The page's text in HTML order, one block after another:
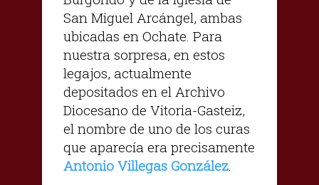
San Miguel Arcángel, ambas
ubicadas en Ochate. Para
nuestra sorpresa, en estos
legajos, actualmente
depositados en el Archivo
Diocesano de Vitoria-Gasteiz,
el nombre de uno de los curas
que aparecía era precisamente
Antonio Villegas González